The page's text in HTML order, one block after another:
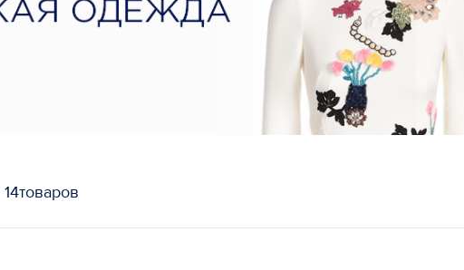
14товаров